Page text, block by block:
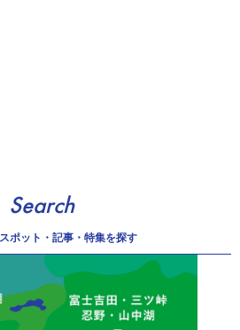
Search
スポット・記事・特集を探す